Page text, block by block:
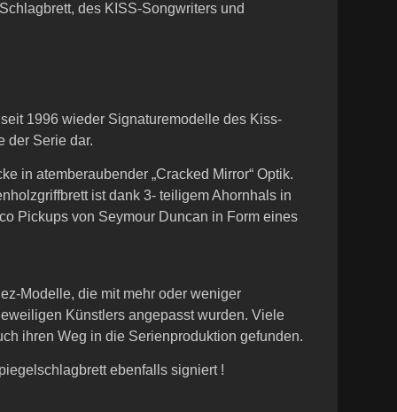
des KISS-Songwriters und
1996 wieder Signaturemodelle des Kiss-
der Serie dar.
in atemberaubender „Cracked Mirror“ Optik.
ist dank 3- teiligem Ahornhals in
Pickups von Seymour Duncan in Form eines
Modelle, die mit mehr oder weniger
Künstlers angepasst wurden. Viele
ihren Weg in die Serienproduktion gefunden.
ebenfalls signiert !